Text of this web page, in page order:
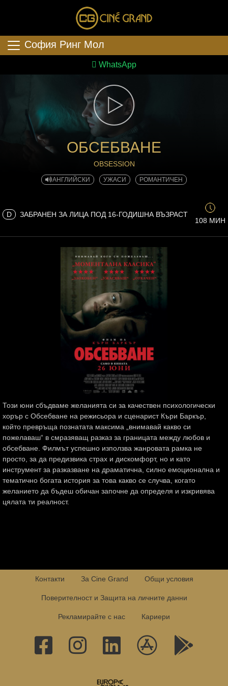
София Ринг Мол
WhatsApp
ОБСЕБВАНЕ
OBSESSION
АНГЛИЙСКИ УЖАСИ РОМАНТИЧЕН
D ЗАБРАНЕН ЗА ЛИЦА ПОД 16-ГОДИШНА ВЪЗРАСТ
108 МИН
Този юни сбъдваме желанията си за качествен психологически
хорър с Обсебване на режисьора и сценарист Къри Баркър,
който превръща познатата максима „внимавай какво си
пожелаваш“ в смразяващ разказ за границата между любов и
обсебване. Филмът успешно използва жанровата рамка не
просто, за да предизвика страх и дискомфорт, но и като
инструмент за разказване на драматична, силно емоционална и
тематично богата история за това какво се случва, когато
желанието да бъдеш обичан започне да определя и изкривява
цялата ти реалност.
Контакти За Cine Grand Общи условия
Поверителност и Защита на личните данни
Рекламирайте с нас Кариери